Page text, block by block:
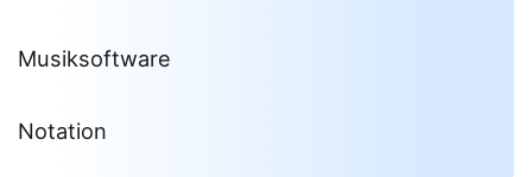
Musiksoftware
Notation